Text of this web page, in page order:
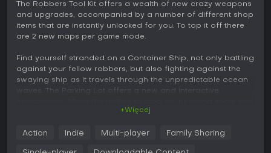
The Robbers Tool Kit offers a wealth of new crazy weapons
and upgrades, accompanied by a number of different shop
items that are instantly unlocked for you. To top it off there
are 2 new maps per game mode.
Find yourself stranded on a Container Ship, not only battling
against your fellow robbers, but also fighting against the
swaying ship as it travels through the unpredictable ocean
waves. The Parking Lot offers a new and interactive
or simply run around one to deny your opponents from
+Więcej
Action Indie Multi-player Family Sharing